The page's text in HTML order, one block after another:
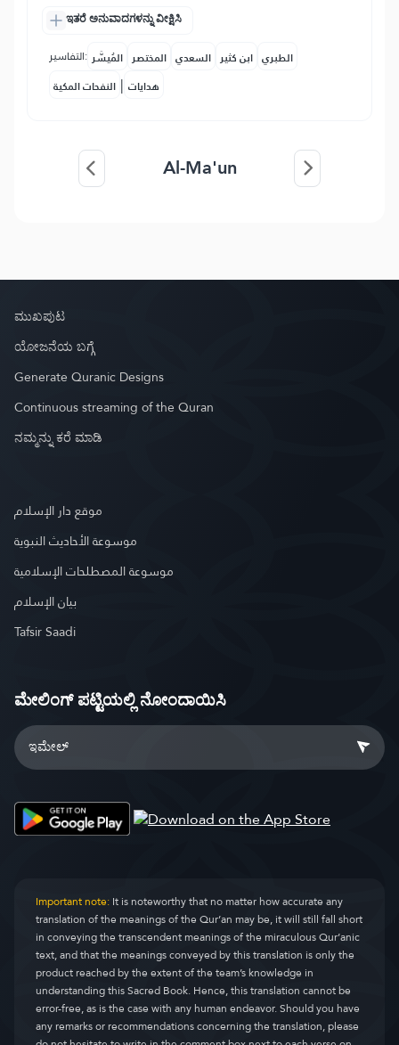
ಇತರೆ ಅನುವಾದಗಳನ್ನು ವೀಕ್ಷಿಸಿ
التفاسير: المُيسَّر المختصر السعدي ابن كثير الطبري
النفحات المكية | هدايات
Al-Ma'un
ಮುಖಪುಟ
ಯೋಜನೆಯ ಬಗ್ಗೆ
Generate Quranic Designs
Continuous streaming of the Quran
ನಮ್ಮನ್ನು ಕರೆ ಮಾಡಿ
موقع دار الإسلام
موسوعة الأحاديث النبوية
موسوعة المصطلحات الإسلامية
بيان الإسلام
Tafsir Saadi
ಮೇಲಿಂಗ್ ಪಟ್ಟಿಯಲ್ಲಿ ನೋಂದಾಯಿಸಿ
Important note:It is noteworthy that no matter how accurate any
translation of the meanings of the Qur’an may be, it will still fall short
in conveying the transcendent meanings of the miraculous Qur’anic
text, and that the meanings conveyed by this translation is only the
product reached by the extent of the team’s knowledge in
understanding this Sacred Book. Hence, this translation cannot be
error-free, as is the case with any human endeavor. Should you have
any remarks or recommendations concerning the translation, please